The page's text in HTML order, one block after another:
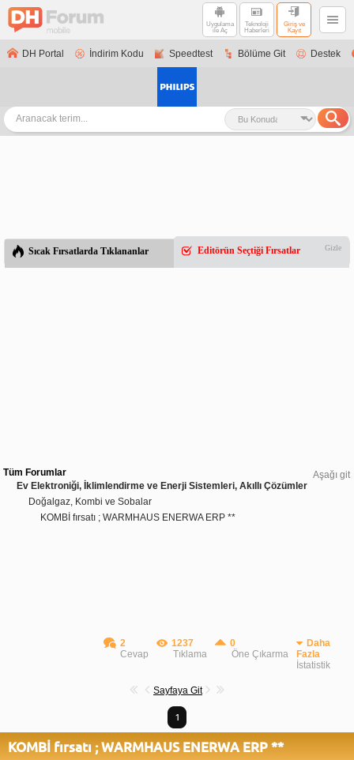
Uygulama
ile Aç
Teknoloji
Haberleri
Giriş ve
Kayıt
DH Portal İndirim Kodu Speedtest Bölüme Git Destek
Sıcak Fırsatlarda Tıklananlar Editörün Seçtiği Fırsatlar Gizle
Aşağı git
Tüm Forumlar
Ev Elektroniği, İklimlendirme ve Enerji Sistemleri, Akıllı Çözümler
Doğalgaz, Kombi ve Sobalar
KOMBİ fırsatı ; WARMHAUS ENERWA ERP **
2
Cevap
1237
Tıklama
0
Öne Çıkarma
Daha
Fazla
İstatistik
Sayfaya Git
1
KOMBİ fırsatı ; WARMHAUS ENERWA ERP **